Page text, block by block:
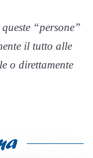
“persone”
il tutto alle
o direttamente